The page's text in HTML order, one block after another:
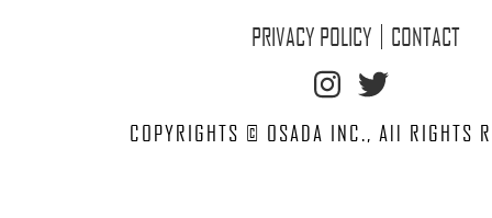
PRIVACY POLICY CONTACT
COPYRIGHTS © OSADA INC., All RIGHTS